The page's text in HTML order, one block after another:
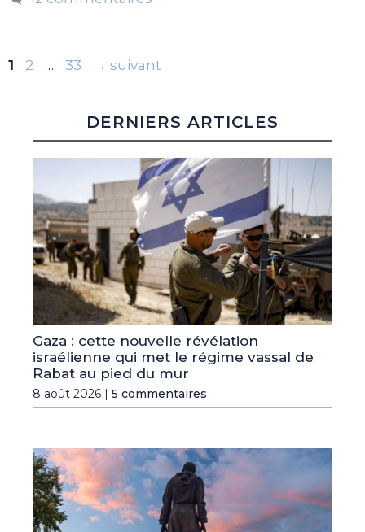
Page
1 Page
2 … Page
33 → suivant
DERNIERS ARTICLES
Gaza : cette nouvelle révélation
israélienne qui met le régime vassal de
Rabat au pied du mur
8 août 2026 | 5 commentaires